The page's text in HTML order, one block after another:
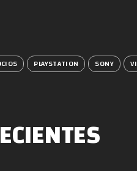
PLAYSTATION SONY